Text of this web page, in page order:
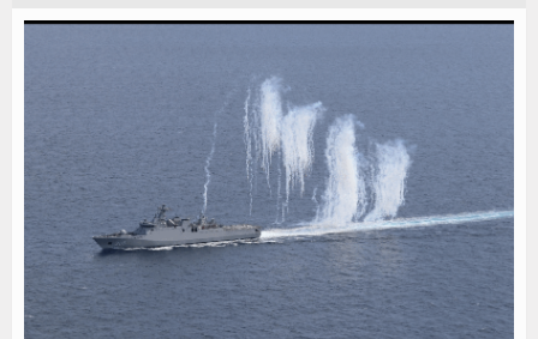
Hankam
Hukum
Internasional
Kelautan dan Perikanan
Kesehatan
Menhan RI, Panglima TNI dan Kepala Staf Angkatan
Getarkan Laut Dabo Singkep
Hajat dan Santuni Anak Yatim
Kampung Nelayan Merah Putih
Edukasi Publik Lawan Pinjol Ilegal
Tinggi
IPC TPK-Kejari Jakut Perpanjang Kerja Sama Hukum
Pimpin Pemotongan Baja Pertama
KKP Terapkan Mekanisme Berlapis
Lancar dan Sukses